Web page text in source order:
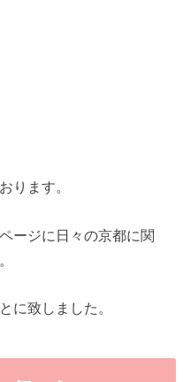
ります。
ージに日々の京都に関
に致しました。